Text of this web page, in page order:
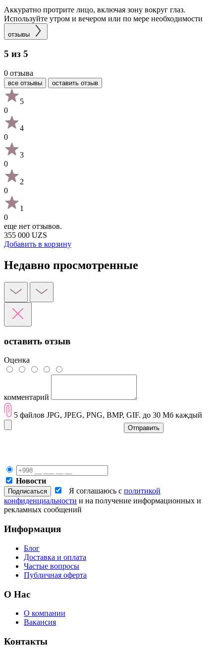
Аккуратно протрите лицо, включая зону вокруг глаз.
Используйте утром и вечером или по мере необходимости
отзывы
5 из 5
0 отзыва
все отзывы оставить отзыв
5
0
4
0
3
0
2
0
1
0
еще нет отзывов.
355 000 UZS
Добавить в корзину
Недавно просмотренные
оставить отзыв
Оценка
комментарий
5 файлов JPG, JPEG, PNG, BMP, GIF. до 30 Мб каждый
Отправить
Новости
Я соглашаюсь с политикой
конфиденциальности и на получение информационных и
рекламных сообщений
Информация
Блог
Доставка и оплата
Частые вопросы
Публичная оферта
О Нас
О компании
Вакансия
Контакты